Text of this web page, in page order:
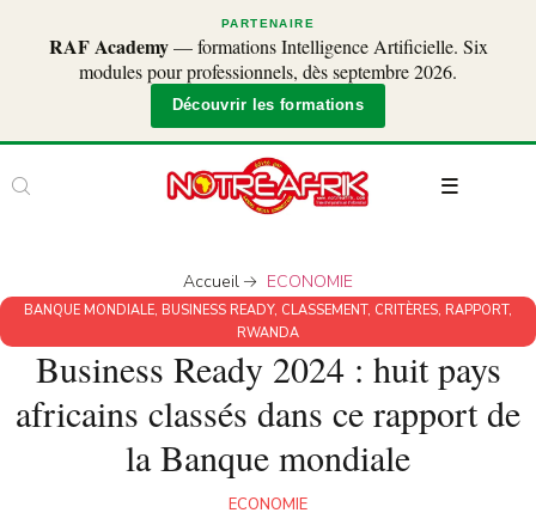
PARTENAIRE
RAF Academy— formations Intelligence Artificielle. Six
modules pour professionnels, dès septembre 2026.
Découvrir les formations
Accueil ECONOMIE
BANQUE MONDIALE, BUSINESS READY, CLASSEMENT, CRITÈRES, RAPPORT,
RWANDA
Business Ready 2024 : huit pays
africains classés dans ce rapport de
la Banque mondiale
ECONOMIE